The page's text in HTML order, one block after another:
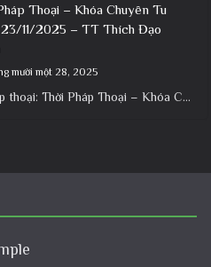
Thoại – Khóa Chuyên Tu
11/2025 – TT Thích Đạo
mười một 28, 2025
+ Pháp thoại: Thời Pháp Thoại – Khóa Chuyên Tu Ngày 23/11/2025 – TT Thích Đạo Thịnh + Album: Pháp